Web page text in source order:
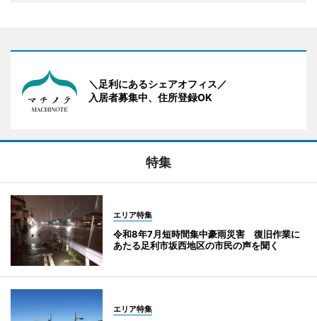
＼足利にあるシェアオフィス／
入居者募集中、住所登録OK
特集
エリア特集
令和8年7月短時間集中豪雨災害 復旧作業に
あたる足利市坂西地区の市民の声を聞く
エリア特集